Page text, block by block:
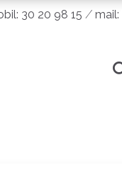
30 20 98 15 ⁄ mail: